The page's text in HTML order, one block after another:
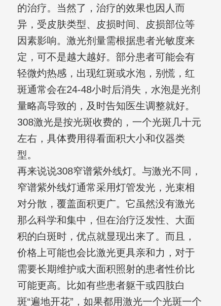
的治疗。当然了，治疗的效果也因人而
异，受皮肤类型、皮损时间、皮损部位等
因素影响。激光剂量需根据患者光敏度来
定，可不是越大越好。部分患者可能会有
轻微灼热感，出现红斑或水泡，别慌，红
斑通常会在24-48小时后消失，水泡是光剂
量略高导致的，及时告知医生调整就好。
308激光是按光斑收费的，一个光斑几十元
左右，具体费用得看面积大小和仪器类
型。
再来说说308窄谱紫外线灯。与激光不同，
窄谱紫外线灯通常采用灯管发光，光束相
对分散，覆盖面积更广。它虽然没有激光
那么科学和集中，但在治疗泛发性、大面
积的白斑时，优点就显现出来了。而且，
价格上可能也会比激光更具亲和力，对于
需要长期维护或大面积照射的患者性价比
可能更高。比如有些患者躯干或四肢白
斑“遍地开花”，如果都用激光一个光斑一个